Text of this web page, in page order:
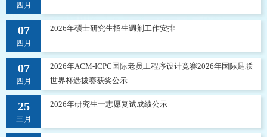
四月
07
四月
2026年硕士研究生招生调剂工作安排
07
四月
2026年ACM-ICPC国际老员工程序设计竞赛2026年国际足联
世界杯选拔赛获奖公示
25
三月
2026年研究生一志愿复试成绩公示